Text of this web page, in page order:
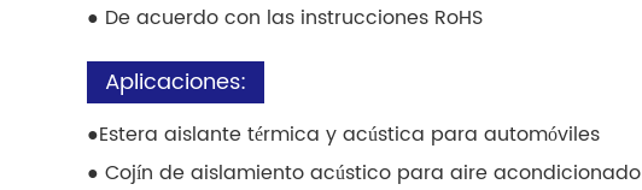
● De acuerdo con las instrucciones RoHS
Aplicaciones:
●Estera aislante térmica y acústica para automóviles
● Cojín de aislamiento acústico para aire acondicionado